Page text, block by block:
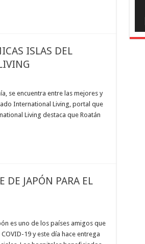
ISLAS DEL
se encuentra entre las mejores y
International Living, portal que
Living destaca que Roatán
DE JAPÓN PARA EL
es uno de los países amigos que
19 y este día hace entrega